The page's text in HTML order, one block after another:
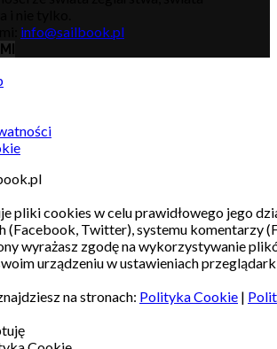
info@sailbook.pl
pliki cookies w celu prawidłowego jego
(Facebook, Twitter), systemu komentarzy
wyrażasz zgodę na wykorzystywanie
urządzeniu w ustawieniach
na stronach: Polityka Cookie |